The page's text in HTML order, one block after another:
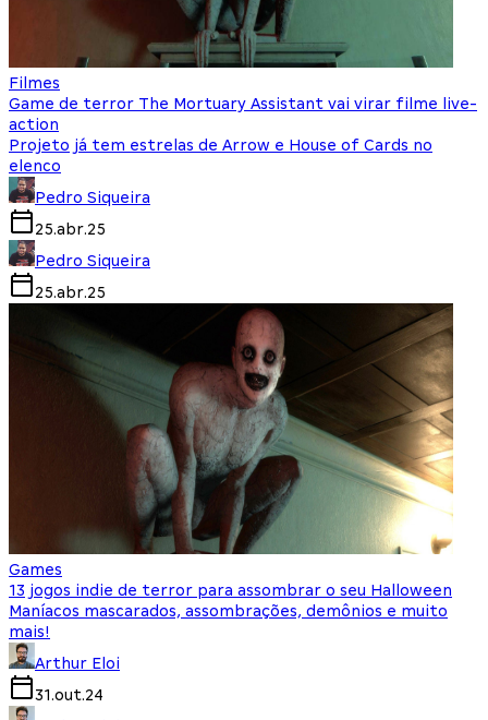
Filmes
Game de terror The Mortuary Assistant vai virar filme live-
action
Projeto já tem estrelas de Arrow e House of Cards no
elenco
Pedro Siqueira
25.abr.25
Pedro Siqueira
25.abr.25
Games
13 jogos indie de terror para assombrar o seu Halloween
Maníacos mascarados, assombrações, demônios e muito
mais!
Arthur Eloi
31.out.24